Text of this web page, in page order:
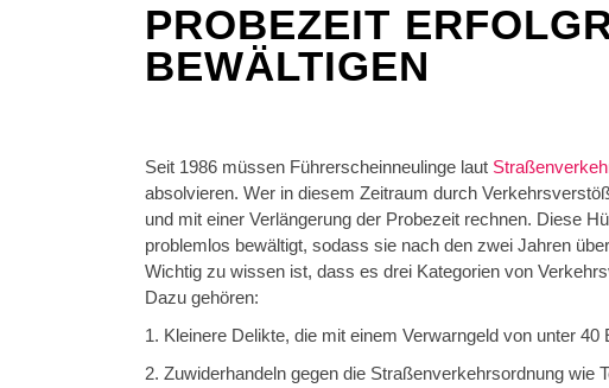
PROBEZEIT
BEWÄLTIGEN
Seit 1986 müssen Führerscheinneulinge laut
absolvieren. Wer in diesem Zeitraum durch
und mit einer Verlängerung der Probezeit rechnen. Diese
problemlos bewältigt, sodass sie nach den zwei Jahren
Wichtig zu wissen ist, dass es drei Kategorien von
Dazu gehören:
1. Kleinere Delikte, die mit einem Verwarngeld von unter 40
2. Zuwiderhandeln gegen die Straßenverkehrsordnung wie